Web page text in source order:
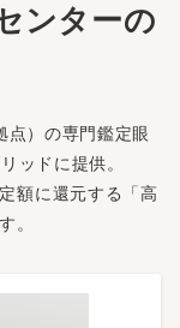
ンターの
点）の専門鑑定眼
ッドに提供。
額に還元する「高
。